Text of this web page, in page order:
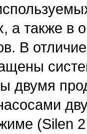
а также в
В
двумя
(Silen